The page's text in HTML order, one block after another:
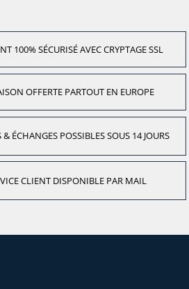
100% SÉCURISÉ AVEC CRYPTAGE SSL
OFFERTE PARTOUT EN EUROPE
& ÉCHANGES POSSIBLES SOUS 14 JOURS
CLIENT DISPONIBLE PAR MAIL